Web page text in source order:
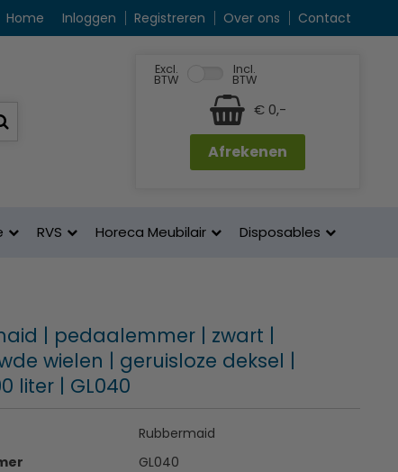
Home Inloggen Registreren Over ons Contact
Excl.
BTW
Incl.
BTW
€ 0,-
Afrekenen
RVS Horeca Meubilair Disposables
| pedaalemmer | zwart |
wielen | geruisloze deksel |
liter | GL040
Rubbermaid
GL040